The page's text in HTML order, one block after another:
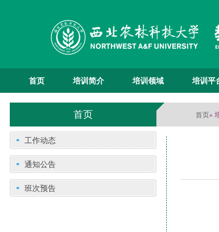
首页 培训简介 培训领域 培训平
首页 首页»
工作动态
通知公告
班次预告